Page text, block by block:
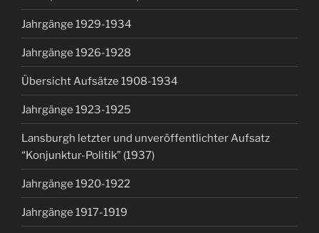
Jahrgänge 1929-1934
Jahrgänge 1926-1928
Übersicht Aufsätze 1908-1934
Jahrgänge 1923-1925
Lansburgh letzter und unveröffentlichter Aufsatz
“Konjunktur-Politik” (1937)
Jahrgänge 1920-1922
Jahrgänge 1917-1919